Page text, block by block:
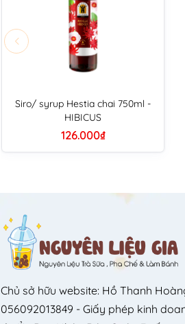
Siro/ syrup Hestia chai 750ml -
HIBICUS
126.000₫
Chủ sở hữu website: Hồ Thanh
056092013849 - Giấy phép kinh